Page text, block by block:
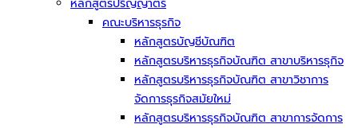
หลักสูตรปริญญาตรี
คณะบริหารธุรกิจ
หลักสูตรบัญชีบัณฑิต
หลักสูตรบริหารธุรกิจบัณฑิต สาขาบริหารธุกิจ
หลักสูตรบริหารธุรกิจบัณฑิต สาขาวิชาการ
จัดการธุรกิจสมัยใหม่
หลักสูตรบริหารธุรกิจบัณฑิต สาขาการจัดการ